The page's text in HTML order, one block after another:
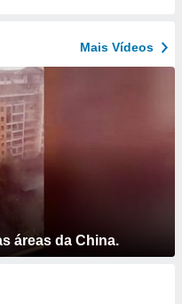
Mais Vídeos
áreas da China.